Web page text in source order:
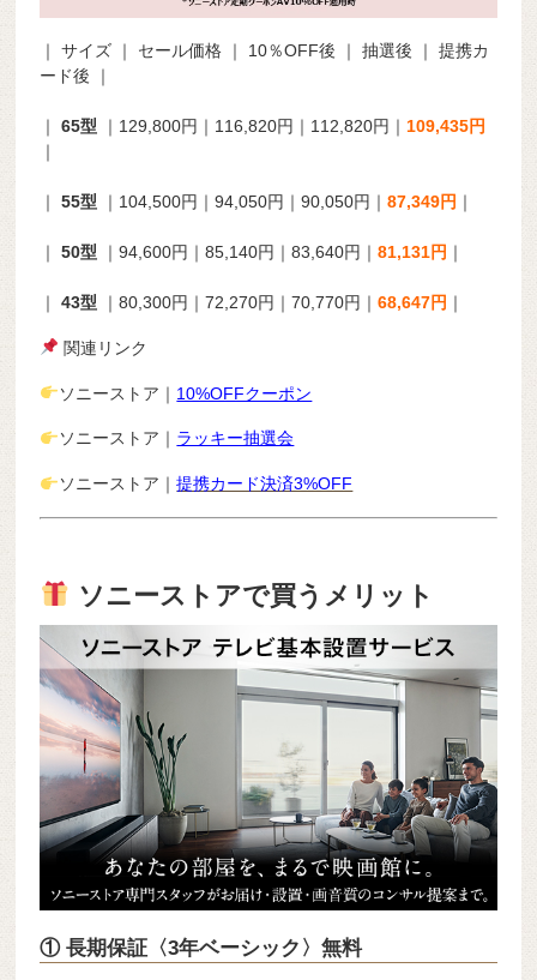
｜ サイズ ｜ セール価格 ｜ 10％OFF後 ｜ 抽選後 ｜ 提携カ
ード後 ｜
｜65型 ｜129,800円｜116,820円｜112,820円｜ 109,435円
｜
｜55型 ｜104,500円｜94,050円｜90,050円｜87,349円 ｜
｜50型 ｜94,600円｜85,140円｜83,640円｜81,131円 ｜
｜43型 ｜80,300円｜72,270円｜70,770円｜68,647円 ｜
関連リンク
ソニーストア｜ 10%OFFクーポン
ソニーストア｜ ラッキー抽選会
ソニーストア｜提携カード決済3%OFF
ソニーストアで買うメリット
① 長期保証〈3年ベーシック〉無料